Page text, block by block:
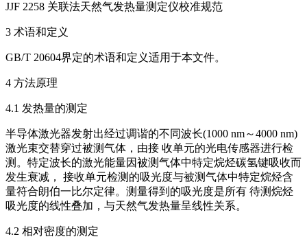
JJF 2258 关联法天然气发热量测定仪校准规范
3 术语和定义
GB/T 20604界定的术语和定义适用于本文件。
4 方法原理
4.1 发热量的测定
半导体激光器发射出经过调谐的不同波长(1000 nm～4000 nm)
激光束交替穿过被测气体，由接 收单元的光电传感器进行检
测。特定波长的激光能量因被测气体中特定烷烃碳氢键吸收而
发生衰减， 接收单元检测的吸光度与被测气体中特定烷烃含
量符合朗伯一比尔定律。测量得到的吸光度是所有 待测烷烃
吸光度的线性叠加，与天然气发热量呈线性关系。
4.2 相对密度的测定